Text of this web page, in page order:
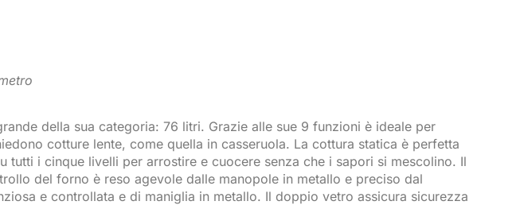
della sua categoria: 76 litri. Grazie alle sue 9 funzioni è ideale per
cotture lente, come quella in casseruola. La cottura statica è perfetta
i cinque livelli per arrostire e cuocere senza che i sapori si mescolino. Il
del forno è reso agevole dalle manopole in metallo e preciso dal
e controllata e di maniglia in metallo. Il doppio vetro assicura sicurezza